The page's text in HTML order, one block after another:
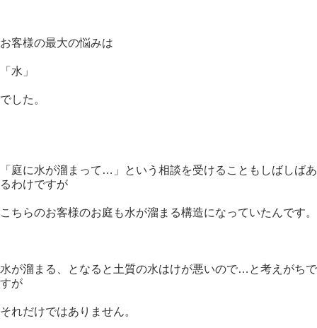
お客様の最大の悩みは
「水」
でした。
「庭に水が溜まって…」という相談を受けることもしばしばあ
るわけですが
こちらのお客様のお庭も水が溜まる構造になっていたんです。
水が溜まる、となると土質の水はけが悪いので…と考えがちで
すが
それだけではありません。